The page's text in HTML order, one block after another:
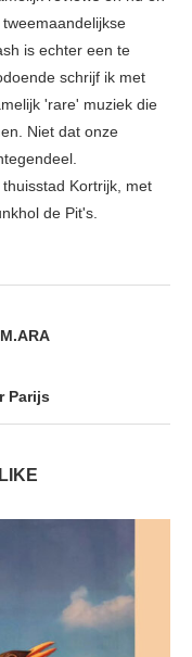
is echter een te
schrijf ik met
'rare' muziek die
Niet dat onze
Kortrijk, met
de Pit's.
Parijs